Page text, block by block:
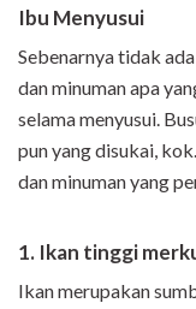
Ibu Menyusui
Sebenarnya tidak
dan minuman apa
selama menyusui.
pun yang disukai,
dan minuman yang
1. Ikan tinggi
Ikan merupakan